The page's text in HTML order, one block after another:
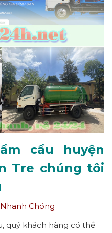
cầu huyện
Tre chúng tôi
Chóng
quý khách hàng có thể